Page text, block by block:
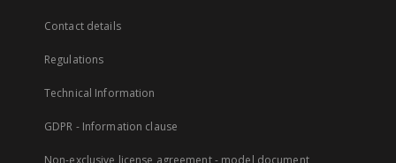
Contact details
Regulations
Technical Information
GDPR - Information clause
Non-exclusive license agreement - model document